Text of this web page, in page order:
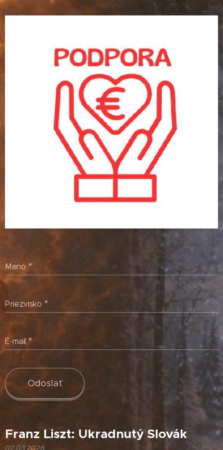
Meno
Priezvisko
E-mail
Odoslať
Franz Liszt: Ukradnutý Slovák
02.03.2026